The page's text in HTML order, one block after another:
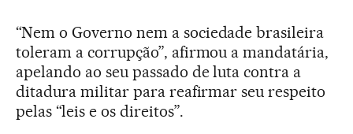
“Nem o Governo nem a sociedade brasileira
toleram a corrupção”, afirmou a mandatária,
apelando ao seu passado de luta contra a
ditadura militar para reafirmar seu respeito
pelas “leis e os direitos”.